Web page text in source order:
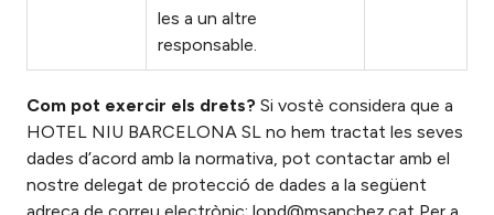
les a un altre
responsable.
Com pot exercir els drets? Si vostè considera que a
HOTEL NIU BARCELONA SL no hem tractat les seves
dades d’acord amb la normativa, pot contactar amb el
nostre delegat de protecció de dades a la següent